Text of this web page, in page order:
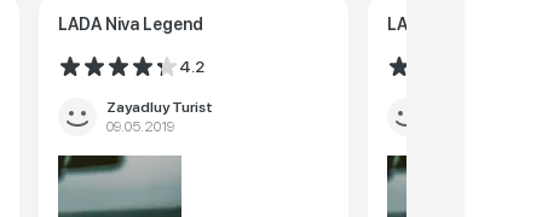
LADA Niva Legend
4.2
Zayadluy Turist
09.05.2019
LADA Niva Legend